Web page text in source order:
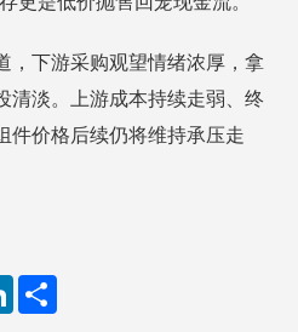
，下游采购观望情绪浓厚，拿
清淡。上游成本持续走弱、终
件价格后续仍将维持承压走
L